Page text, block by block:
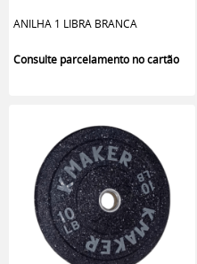
ANILHA 1 LIBRA BRANCA